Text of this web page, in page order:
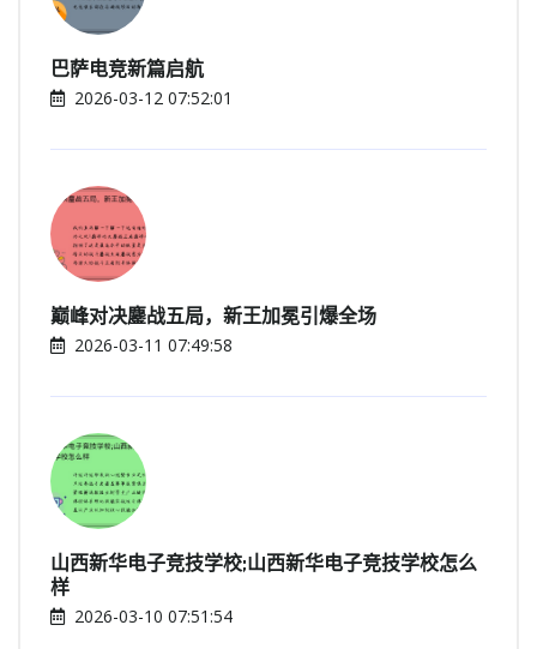
巴萨电竞新篇启航
2026-03-12 07:52:01
巅峰对决鏖战五局，新王加冕引爆全场
2026-03-11 07:49:58
山西新华电子竞技学校;山西新华电子竞技学校怎么
样
2026-03-10 07:51:54